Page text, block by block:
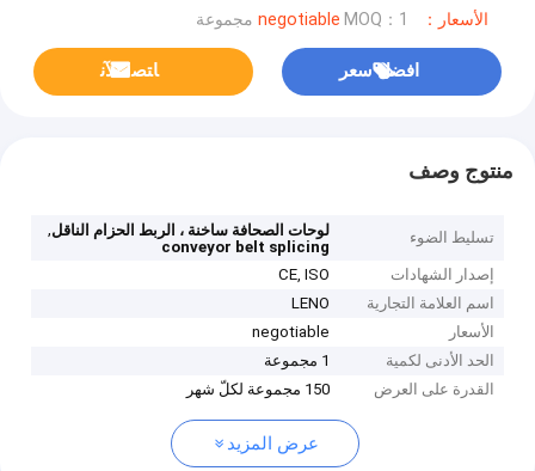
الأسعار：negotiable MOQ：1 مجموعة
افضل سعر ﺎﺘﺼﻟ ﺍﻶﻧ
منتوج وصف
تسليط الضوء لوحات الصحافة ساخنة ، الربط الحزام الناقل,
conveyor belt splicing
إصدار الشهادات
CE, ISO
اسم العلامة التجارية
LENO
الأسعار
negotiable
الحد الأدنى لكمية
1 مجموعة
القدرة على العرض
150 مجموعة لكلّ شهر
عرض المزيد